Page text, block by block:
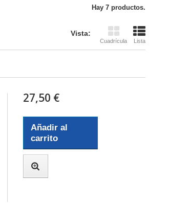
Hay 7 productos.
Vista:
Cuadrícula Lista
27,50 €
Añadir al
carrito